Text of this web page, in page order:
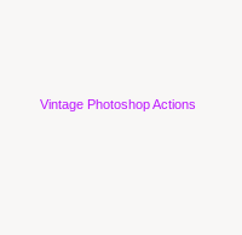
Vintage Photoshop Actions